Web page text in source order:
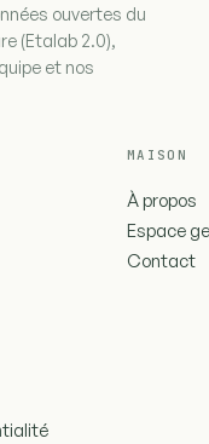
ouvertes du
(Etalab 2.0),
et nos
MAISON
À propos
Espace
Contact